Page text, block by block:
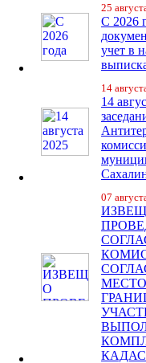
25
С 2026
учет в
14
14
07